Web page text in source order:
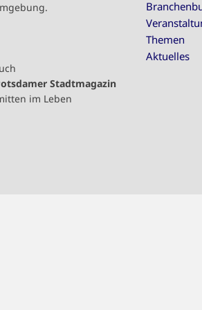
Stadtmagazin
im Leben
Themen
Aktuelles